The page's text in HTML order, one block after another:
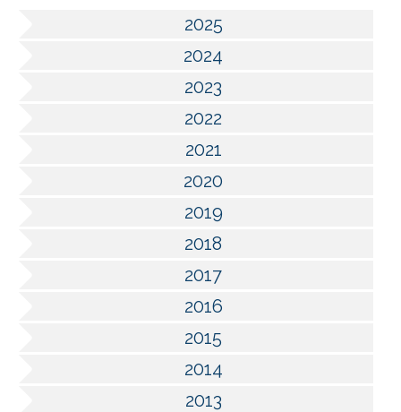
2025
2024
2023
2022
2021
2020
2019
2018
2017
2016
2015
2014
2013